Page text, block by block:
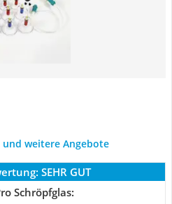
und weitere Angebote
SEHR GUT
Schröpfglas: